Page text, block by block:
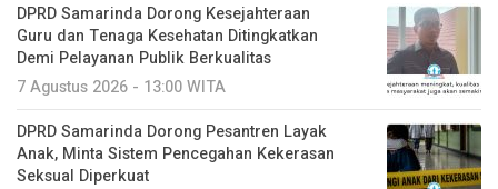
DPRD Samarinda Dorong Kesejahteraan
Guru dan Tenaga Kesehatan Ditingkatkan
Demi Pelayanan Publik Berkualitas
7 Agustus 2026 - 13:00 WITA
DPRD Samarinda Dorong Pesantren Layak
Anak, Minta Sistem Pencegahan Kekerasan
Seksual Diperkuat